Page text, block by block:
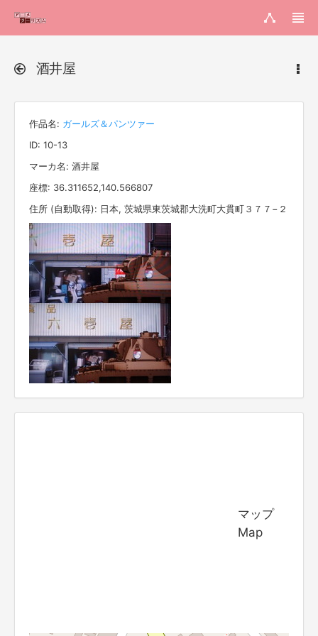
酒井屋
作品名: ガールズ＆パンツァー
ID: 10-13
マーカ名: 酒井屋
座標: 36.311652,140.566807
住所 (自動取得): 日本, 茨城県東茨城郡大洗町大貫町３７７−２
マップ
Map